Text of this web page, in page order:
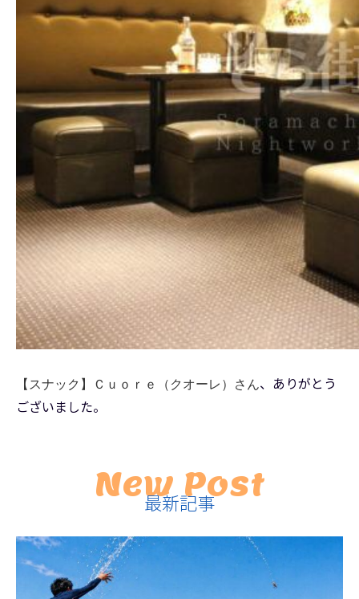
【スナック】Ｃｕｏｒｅ（クオーレ）さん、ありがとう
ございました。
New Post
最新記事